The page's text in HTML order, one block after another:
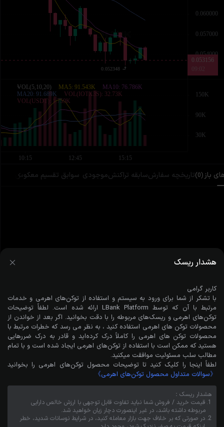
باز (
0
)تاریخچه سفارشسابقه تراکنشموجودی سوابق تقسیم معکوس
هیچ داده‌ای وجود ندارد
هشدار ریسک
کاربر گرامی
با تشکر از شما برای ورود به سیستم و استفاده از توکن‌های اهرمی و خدمات
مرتبط با آن که توسط LBank Platform ارائه شده است. لطفاً توضیحات
توکن‌های اهرمی و ریسک‌های مربوطه را با دقت بخوانید. اگر بعد از خواندن از
محصولات توکن های اهرمی استفاده کنید ، به نظر می رسد که خطرات مرتبط با
محصولات توکن های اهرمی را کاملاً درک کرده‌اید و قادر به درک ضررهایی
هستید که ممکن است با استفاده از توکن‌های اهرمی ایجاد شده است و با تمام
مطالب سلب مسئولیت موافقت میکنید.
لطفاً اینجا را کلیک کنید تا توضیحات محصول توکن‌های اهرمی را بخوانید
《سوالات متداول محصول توکن‌های اهرمی》
هشدار ریسک ：
1. قیمت خرید / فروش شما نباید تفاوت قابل توجهی با ارزش خالص دارایی
مربوطه داشته باشد، در غیر اینصورت دچار زیان خواهید شد.
2. در صورتی که بر خلاف جهت بازار معامله کنید، در شرایط نوسانات شدید، خطر